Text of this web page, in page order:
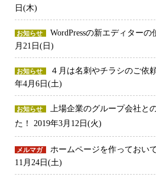
日(木)
お知らせ WordPressの新エディター
月21日(日)
お知らせ ４月は名刺やチラシのご依
年4月6日(土)
お知らせ
上場企業のグループ会社と
た！ 2019年3月12日(火)
メルマガ ホームページを作っておい
11月24日(土)